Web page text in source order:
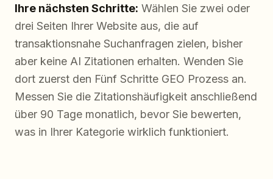
Ihre nächsten Schritte: Wählen Sie zwei oder
drei Seiten Ihrer Website aus, die auf
transaktionsnahe Suchanfragen zielen, bisher
aber keine AI Zitationen erhalten. Wenden Sie
dort zuerst den Fünf Schritte GEO Prozess an.
Messen Sie die Zitationshäufigkeit anschließend
über 90 Tage monatlich, bevor Sie bewerten,
was in Ihrer Kategorie wirklich funktioniert.